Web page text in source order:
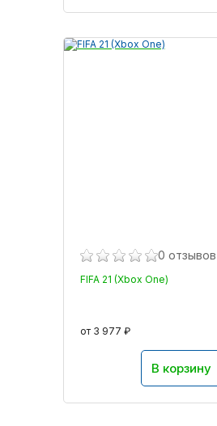
0 отзывов
FIFA 21 (Xbox One)
от 3 977 ₽
В корзину